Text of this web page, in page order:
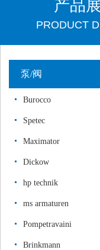
产品
PRODUCT
泵/阀
Burocco
Spetec
Maximator
Dickow
hp technik
ms armaturen
Pompetravaini
Brinkmann